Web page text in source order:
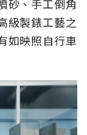
砂、手工倒角
級製錶工藝之
如映照自行車